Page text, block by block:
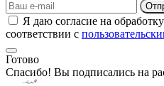
Я даю согласие на
соответствии с
Готово
Спасибо! Вы подписались на